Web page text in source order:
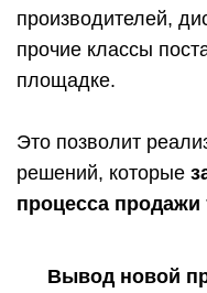
производителей,
прочие классы
площадке.
Это позволит
решений, которые
процесса продажи
Вывод новой